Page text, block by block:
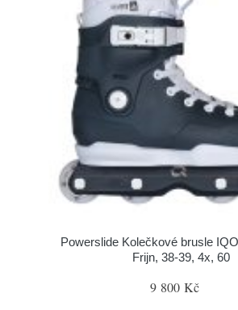
Powerslide Kolečkové brusle
Frijn, 38-39, 4x, 60
9 800 Kč